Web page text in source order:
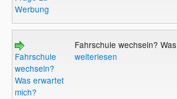
Werbung
Fahrschule
wechseln?
Was erwartet
mich?
Fahrschule wechseln?
weiterlesen